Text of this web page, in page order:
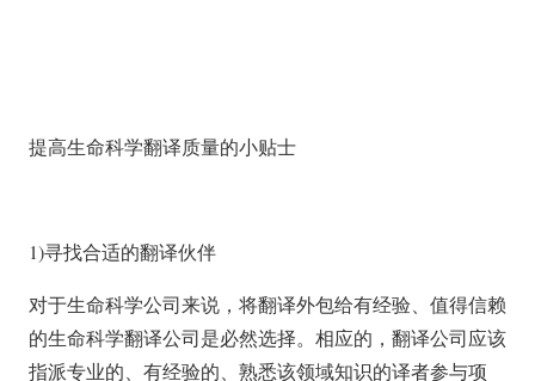
提高生命科学翻译质量的小贴士
1)寻找合适的翻译伙伴
对于生命科学公司来说，将翻译外包给有经验、值得信赖
的生命科学翻译公司是必然选择。相应的，翻译公司应该
指派专业的、有经验的、熟悉该领域知识的译者参与项